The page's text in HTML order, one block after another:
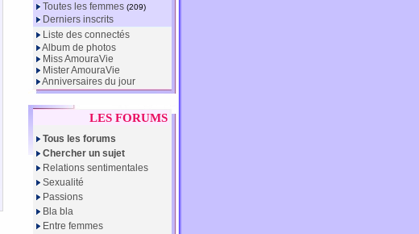
Toutes les femmes (209)
Derniers inscrits
Liste des connectés
Album de photos
Miss AmouraVie
Mister AmouraVie
Anniversaires du jour
LES FORUMS
Tous les forums
Chercher un sujet
Relations sentimentales
Sexualité
Passions
Bla bla
Entre femmes